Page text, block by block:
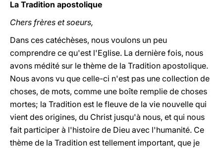
La Tradition apostolique
Chers frères et soeurs,
Dans ces catéchèses, nous voulons un peu
comprendre ce qu'est l'Eglise. La dernière fois, nous
avons médité sur le thème de la Tradition apostolique.
Nous avons vu que celle-ci n'est pas une collection de
choses, de mots, comme une boîte remplie de choses
mortes; la Tradition est le fleuve de la vie nouvelle qui
vient des origines, du Christ jusqu'à nous, et qui nous
fait participer à l'histoire de Dieu avec l'humanité. Ce
thème de la Tradition est tellement important, que je